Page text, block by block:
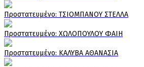
Πρoστατευμένο: ΤΣΙΟΜΠΑΝΟΥ ΣΤΕΛΛΑ
Πρoστατευμένο: ΧΩΛΟΠΟΥΛΟΥ ΦΑΙΗ
Πρoστατευμένο: ΚΑΛΥΒΑ ΑΘΑΝΑΣΙΑ